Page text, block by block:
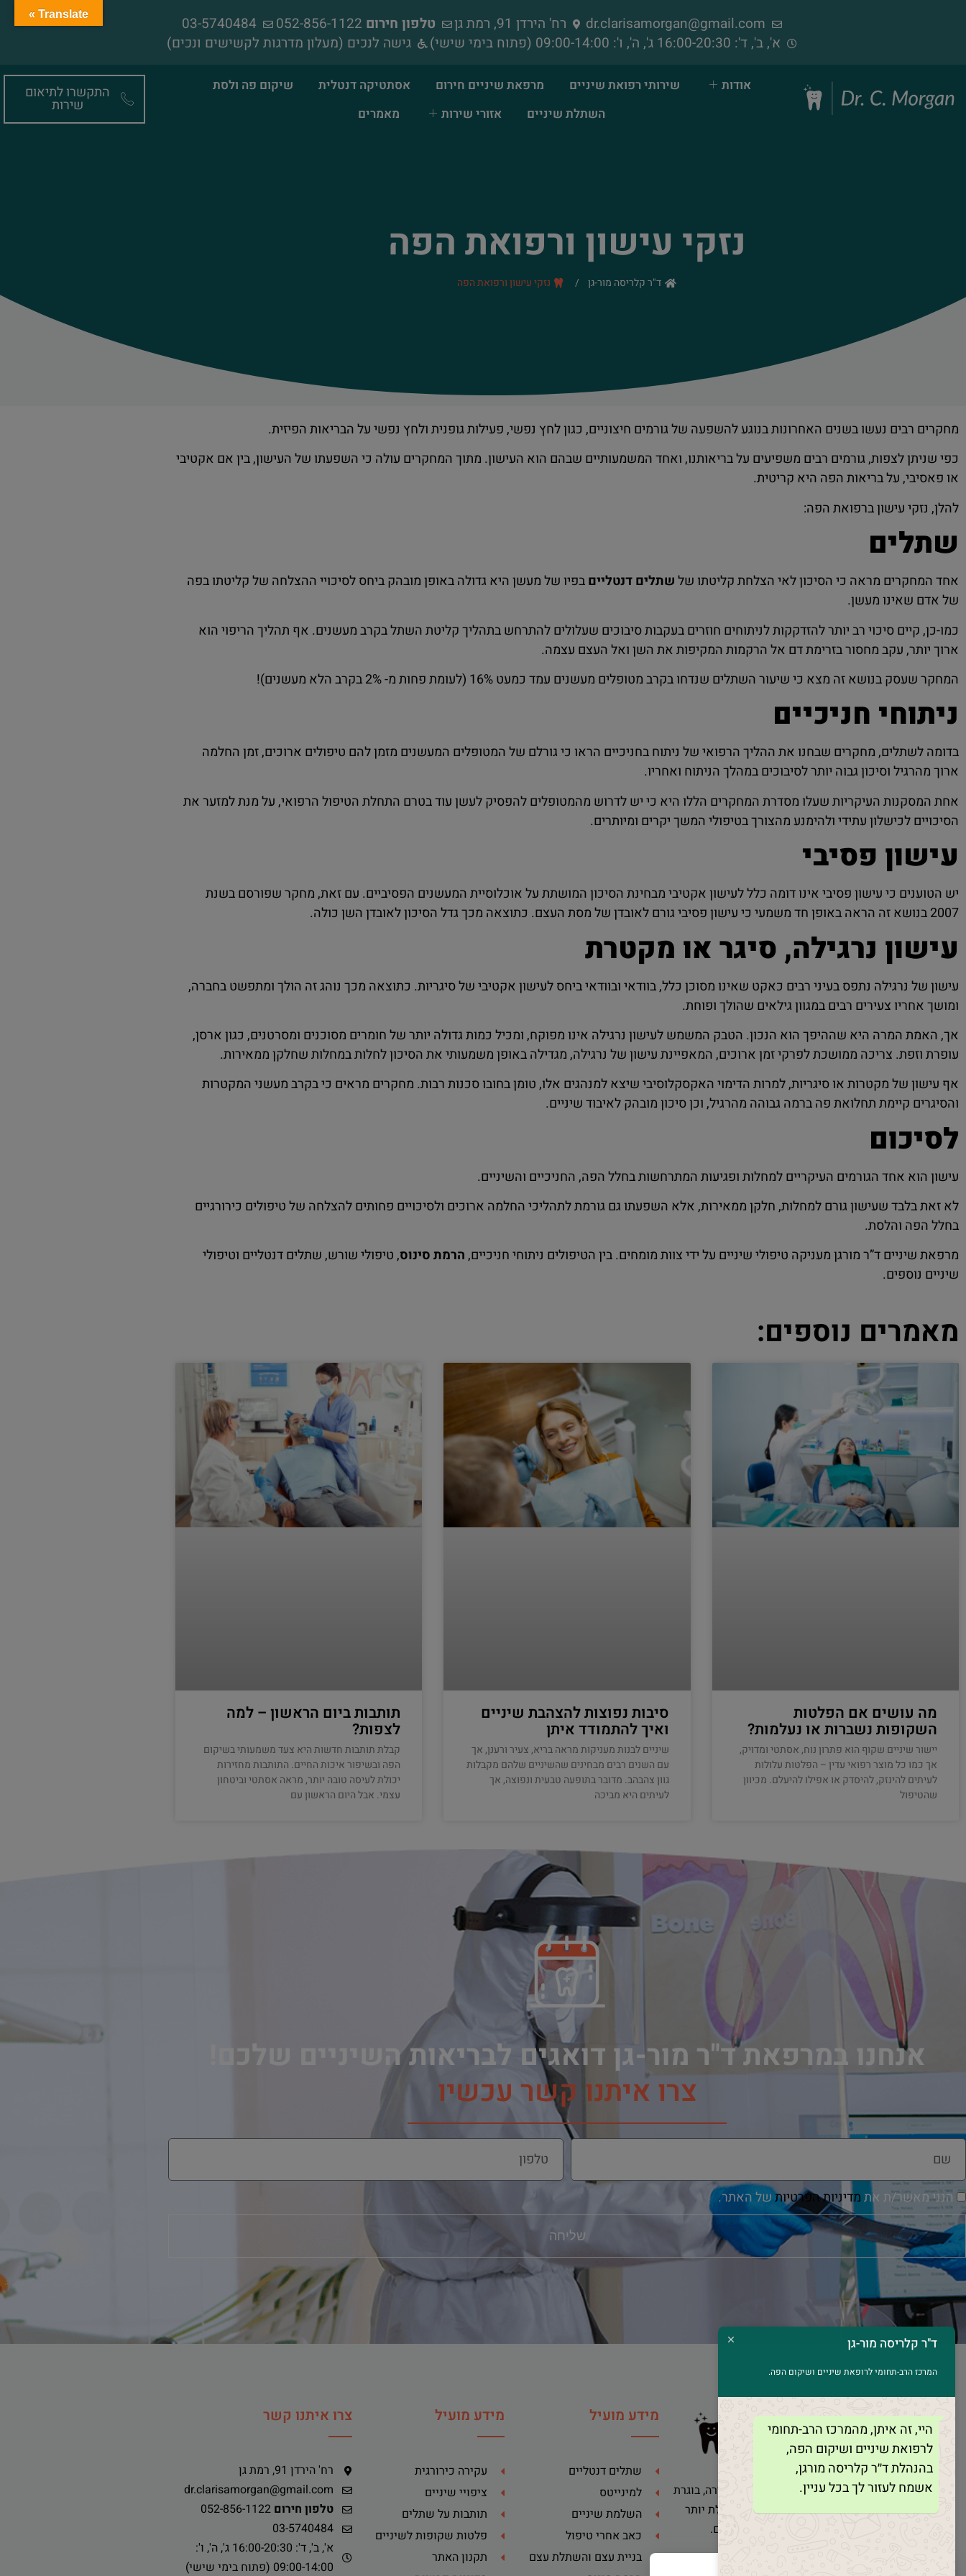
dr.clarisamorgan@gmail.com רח' הירדן 91, רמת גן טלפון חירום
03-5740484
א', ב', ד': 16:00-20:30 ג', ה', ו': 09:00-14:00 (פתוח בימי שישי)
גישה לנכים (מעלון מדרגות לקשישים ונכים)
אודות שירותי רפואת שיניים מרפאת שיניים חירום אסתטיקה דנטלית
שיקום פה ולסת
השתלת שיניים
אזורי שירות מאמרים
התקשרו לתיאום
שירות
נזקי עישון ורפואת הפה
ד"ר קלריסה מור-גן / נזקי עישון ורפואת הפה
מחקרים רבים נעשו בשנים האחרונות בנוגע להשפעה של גורמים חיצוניים, כגון לחץ נפשי, פעילות גופנית ולחץ נפשי על הבריאות הפיזית.
כפי שניתן לצפות, גורמים רבים משפיעים על בריאותנו, ואחד המשמעותיים שבהם הוא העישון. מתוך המחקרים עולה כי השפעתו של העישון, בין אם אקטיבי
או פאסיבי, על בריאות הפה היא קריטית.
להלן, נזקי עישון ברפואת הפה:
שתלים
אחד המחקרים מראה כי הסיכון לאי הצלחת קליטתו שלשתלים דנטלייםבפיו של מעשן היא גדולה באופן מובהק ביחס לסיכויי ההצלחה של קליטתו בפה
של אדם שאינו מעשן.
כמו-כן, קיים סיכוי רב יותר להזדקקות לניתוחים חוזרים בעקבות סיבוכים שעלולים להתרחש בתהליך קליטת השתל בקרב מעשנים. אף תהליך הריפוי הוא
ארוך יותר, עקב מחסור בזרימת דם אל הרקמות המקיפות את השן ואל העצם עצמה.
המחקר שעסק בנושא זה מצא כי שיעור השתלים שנדחו בקרב מטופלים מעשנים עמד כמעט 16% (לעומת פחות מ- 2% בקרב הלא מעשנים)!
ניתוחי חניכיים
בדומה לשתלים, מחקרים שבחנו את ההליך הרפואי של ניתוח בחניכיים הראו כי גורלם של המטופלים המעשנים מזמן להם טיפולים ארוכים, זמן החלמה
ארוך מהרגיל וסיכון גבוה יותר לסיבוכים במהלך הניתוח ואחריו.
אחת המסקנות העיקריות שעלו מסדרת המחקרים הללו היא כי יש לדרוש מהמטופלים להפסיק לעשן עוד בטרם התחלת הטיפול הרפואי, על מנת למזער את
הסיכויים לכישלון עתידי ולהימנע מהצורך בטיפולי המשך יקרים ומיותרים.
עישון פסיבי
יש הטוענים כי עישון פסיבי אינו דומה כלל לעישון אקטיבי מבחינת הסיכון המושתת על אוכלוסיית המעשנים הפסיביים. עם זאת, מחקר שפורסם בשנת
2007 בנושא זה הראה באופן חד משמעי כי עישון פסיבי גורם לאובדן של מסת העצם. כתוצאה מכך גדל הסיכון לאובדן השן כולה.
עישון נרגילה, סיגר או מקטרת
עישון של נרגילה נתפס בעיני רבים כאקט שאינו מסוכן כלל, בוודאי ובוודאי ביחס לעישון אקטיבי של סיגריות. כתוצאה מכך נוהג זה הולך ומתפשט בחברה,
ומושך אחריו צעירים רבים במגוון גילאים שהולך ופוחת.
אך, האמת המרה היא שההיפך הוא הנכון. הטבק המשמש לעישון נרגילה אינו מפוקח, ומכיל כמות גדולה יותר של חומרים מסוכנים ומסרטנים, כגון ארסן,
עופרת וזפת. צריכה ממושכת לפרקי זמן ארוכים, המאפיינת עישון של נרגילה, מגדילה באופן משמעותי את הסיכון לחלות במחלות שחלקן ממאירות.
אף עישון של מקטרות או סיגריות, למרות הדימוי האקסקלוסיבי שיצא למנהגים אלו, טומן בחובו סכנות רבות. מחקרים מראים כי בקרב מעשני המקטרות
והסיגרים קיימת תחלואת פה ברמה גבוהה מהרגיל, וכן סיכון מובהק לאיבוד שיניים.
לסיכום
עישון הוא אחד הגורמים העיקריים למחלות ופגיעות המתרחשות בחלל הפה, החניכיים והשיניים.
לא זאת בלבד שעישון גורם למחלות, חלקן ממאירות, אלא השפעתו גם גורמת לתהליכי החלמה ארוכים ולסיכויים פחותים להצלחה של טיפולים כירורגיים
בחלל הפה והלסת.
מרפאת שיניים ד”ר מורגן מעניקה טיפולי שיניים על ידי צוות מומחים. בין הטיפולים ניתוחי חניכיים,הרמת סינוס, טיפולי שורש, שתלים דנטליים וטיפולי
שיניים נוספים.
מאמרים נוספים:
מה עושים אם הפלטות
השקופות נשברות או נעלמות?
יישור שיניים שקוף הוא פתרון נוח, אסתטי ומדויק,
אך כמו כל מוצר רפואי עדין – הפלטות עלולות
לעיתים להינזק, להיסדק או אפילו להיעלם. מכיוון
שהטיפול
סיבות נפוצות להצהבת שיניים
ואיך להתמודד איתן
שיניים לבנות מעניקות מראה בריא, צעיר ורענן, אך
עם השנים רבים מבחינים שהשיניים שלהם מקבלות
גוון צהבהב. מדובר בתופעה טבעית ונפוצה, אך
לעיתים היא מביכה
תותבות ביום הראשון – למה
לצפות?
קבלת תותבות חדשות היא צעד משמעותי בשיקום
הפה ובשיפור איכות החיים. התותבות מחזירות
יכולת לעיסה טובה יותר, מראה אסתטי וביטחון
עצמי. אבל היום הראשון עם
אנחנו במרפאת ד"ר מור-גן דואגים לבריאות השיניים שלכם!
צרו איתנו קשר עכשיו
הנני מאשר/ת אתמדיניות הפרטיותשל האתר.
שליחה
ד"ר קלריסה מור-גן הינה רופאת שיניים בכירה, בוגרת
הדסה ירושלים ואוניברסיטת תל אביב, ובעלת יותר
מידע מועיל
שתלים דנטליים
למינייטס
השלמת שיניים
כאב אחרי טיפול
בניית עצם והשתלת עצם
מידע מועיל
עקירה כירורגית
ציפויי שיניים
תותבות על שתלים
פלטות שקופות לשיניים
תקנון האתר
צרו איתנו קשר
רח' הירדן 91, רמת גן
dr.clarisamorgan@gmail.com
טלפון חירום 052-856-1122
03-5740484
א', ב', ד': 16:00-20:30 ג', ה', ו':
09:00-14:00 (פתוח בימי שישי)
Translate »
ד"ר קלריסה מור-גן
המרכז הרב-תחומי לרופאת שיניים ושיקום הפה.
היי, זה איתן, מהמרכז הרב-תחומי
לרפואת שיניים ושיקום הפה,
בהנהלת ד׳׳ר קלריסה מורגן,
אשמח לעזור לך בכל עניין.